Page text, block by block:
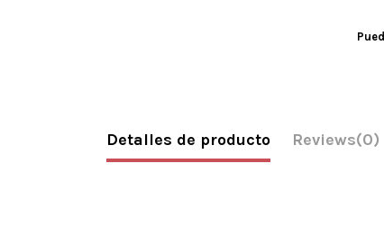
Detalles de producto Reviews(0)